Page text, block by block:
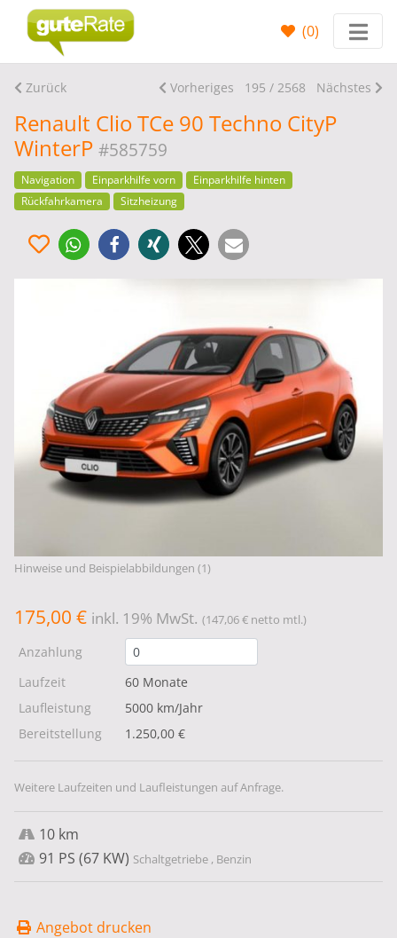
(0)
Zurück Vorheriges 195 / 2568 Nächstes
Renault Clio TCe 90 Techno CityP
WinterP #585759
Navigation Einparkhilfe vorn
Einparkhilfe hinten
Rückfahrkamera
Sitzheizung
Hinweise und Beispielabbildungen (1)
175,00 € inkl. 19% MwSt. (147,06 € netto mtl.)
Anzahlung
Laufzeit
60 Monate
Laufleistung
5000 km/Jahr
Bereitstellung
1.250,00 €
Weitere Laufzeiten und Laufleistungen auf Anfrage.
10 km
91 PS (67 KW) Schaltgetriebe , Benzin
Angebot drucken